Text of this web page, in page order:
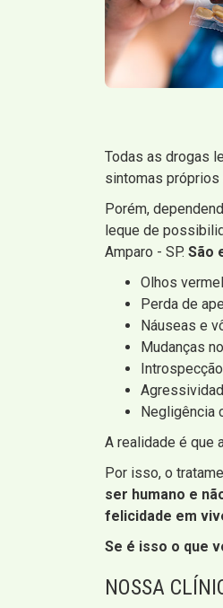
Todas as drogas
sintomas
Porém,
leque de
Amparo - SP. São
Olhos
Perda de
Náuseas e
Mudanças
Negligência
A realidade é que
Por isso, o
ser humano e
felicidade em
Se é isso o que
NOSSA